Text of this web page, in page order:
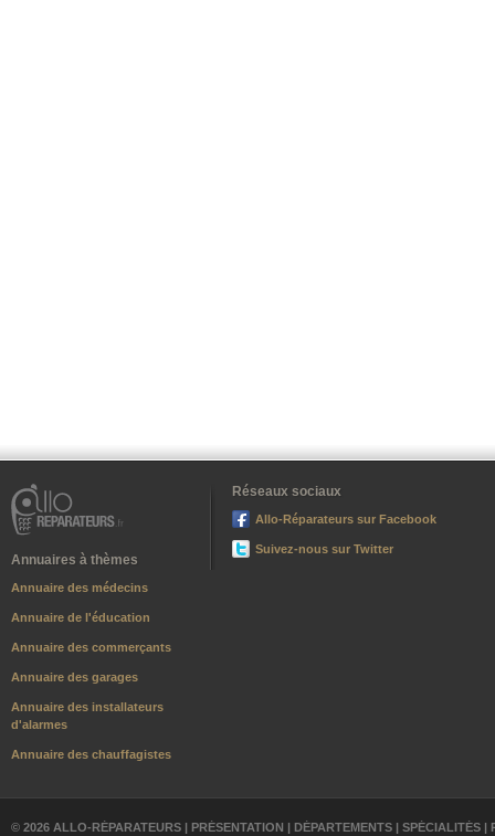
Annuaires à thèmes
Annuaire des médecins
Annuaire de l'éducation
Annuaire des commerçants
Annuaire des garages
Annuaire des installateurs
d'alarmes
Annuaire des chauffagistes
Réseaux sociaux
Allo-Réparateurs sur Facebook
Suivez-nous sur Twitter
© 2026 ALLO-RÉPARATEURS | PRÉSENTATION | DÉPARTEMENTS | SPÉCIALITÉS |